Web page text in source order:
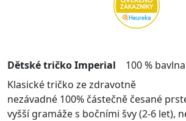
Dětské tričko Imperial 100 %
Klasické tričko ze zdravotně
nezávadné 100% částečně česané
vyšší gramáže s bočními švy (2-6 let),